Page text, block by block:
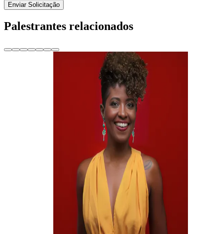
Enviar Solicitação
Palestrantes relacionados